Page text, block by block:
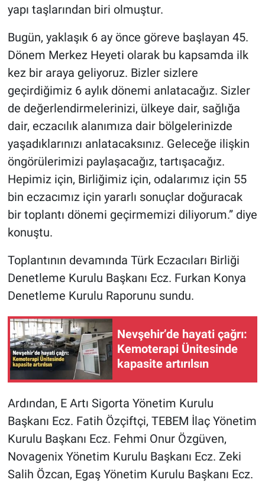
yapı taşlarından biri olmuştur.
Bugün, yaklaşık 6 ay önce göreve başlayan 45.
Dönem Merkez Heyeti olarak bu kapsamda ilk
kez bir araya geliyoruz. Bizler sizlere
geçirdiğimiz 6 aylık dönemi anlatacağız. Sizler
de değerlendirmelerinizi, ülkeye dair, sağlığa
dair, eczacılık alanımıza dair bölgelerinizde
yaşadıklarınızı anlatacaksınız. Geleceğe ilişkin
öngörülerimizi paylaşacağız, tartışacağız.
Hepimiz için, Birliğimiz için, odalarımız için 55
bin eczacımız için yararlı sonuçlar doğuracak
bir toplantı dönemi geçirmemizi diliyorum.” diye
konuştu.
Toplantının devamında Türk Eczacıları Birliği
Denetleme Kurulu Başkanı Ecz. Furkan Konya
Denetleme Kurulu Raporunu sundu.
Nevşehir’de hayati çağrı:
Kemoterapi Ünitesinde
kapasite artırılsın
Ardından, E Artı Sigorta Yönetim Kurulu
Başkanı Ecz. Fatih Özçiftçi, TEBEM İlaç Yönetim
Kurulu Başkanı Ecz. Fehmi Onur Özgüven,
Novagenix Yönetim Kurulu Başkanı Ecz. Zeki
Salih Özcan, Egaş Yönetim Kurulu Başkanı Ecz.